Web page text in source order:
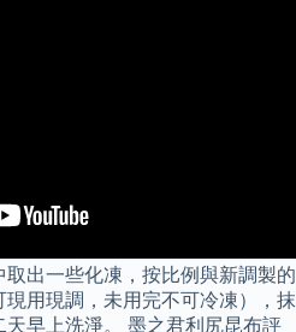
出一些化凍，按比例與新調製的
用現調，未用完不可冷凍），抹
早上洗淨。 墨之君利尻昆布評